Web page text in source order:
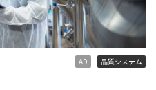
AD 品質システム